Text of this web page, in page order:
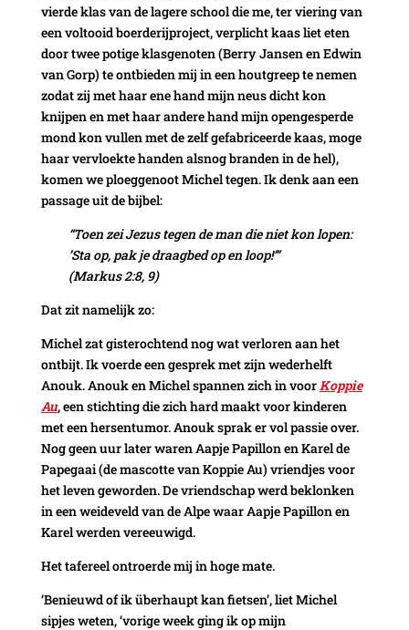
vierde klas van de lagere school die me, ter viering van
een voltooid boerderijproject, verplicht kaas liet eten
door twee potige klasgenoten (Berry Jansen en Edwin
van Gorp) te ontbieden mij in een houtgreep te nemen
zodat zij met haar ene hand mijn neus dicht kon
knijpen en met haar andere hand mijn opengesperde
mond kon vullen met de zelf gefabriceerde kaas, moge
haar vervloekte handen alsnog branden in de hel),
komen we ploeggenoot Michel tegen. Ik denk aan een
passage uit de bijbel:
“Toen zei Jezus tegen de man die niet kon lopen:
’Sta op, pak je draagbed op en loop!’”
(Markus 2:8, 9)
Dat zit namelijk zo:
Michel zat gisterochtend nog wat verloren aan het
ontbijt. Ik voerde een gesprek met zijn wederhelft
Anouk. Anouk en Michel spannen zich in voorKoppie
Au, een stichting die zich hard maakt voor kinderen
met een hersentumor. Anouk sprak er vol passie over.
Nog geen uur later waren Aapje Papillon en Karel de
Papegaai (de mascotte van Koppie Au) vriendjes voor
het leven geworden. De vriendschap werd beklonken
in een weideveld van de Alpe waar Aapje Papillon en
Karel werden vereeuwigd.
Het tafereel ontroerde mij in hoge mate.
‘Benieuwd of ik überhaupt kan fietsen’, liet Michel
sipjes weten, ‘vorige week ging ik op mijn